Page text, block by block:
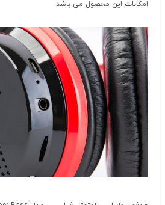
امکانات این محصول می باشد.